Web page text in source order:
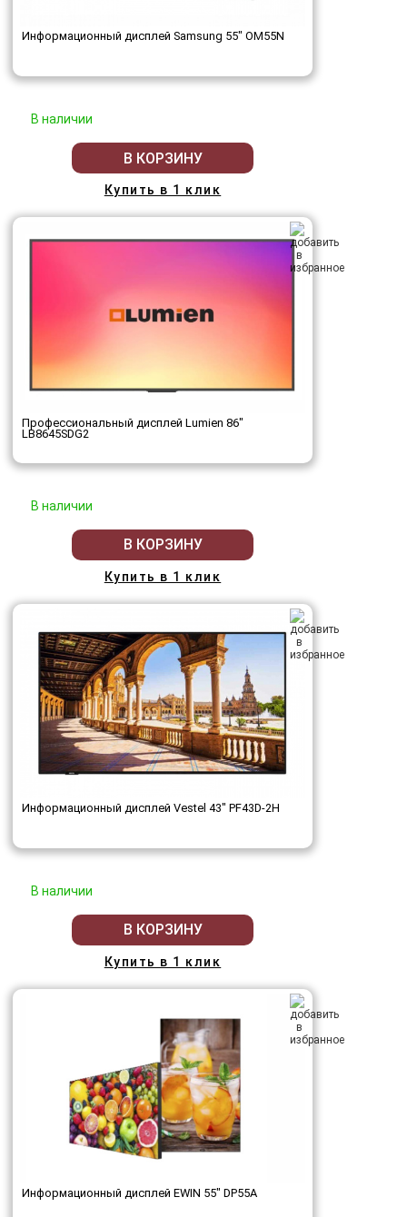
Информационный дисплей Samsung 55" OM55N
В наличии
В КОРЗИНУ
Купить в 1 клик
Профессиональный дисплей Lumien 86"
LB8645SDG2
В наличии
В КОРЗИНУ
Купить в 1 клик
Информационный дисплей Vestel 43" PF43D-2H
В наличии
В КОРЗИНУ
Купить в 1 клик
Информационный дисплей EWIN 55" DP55A